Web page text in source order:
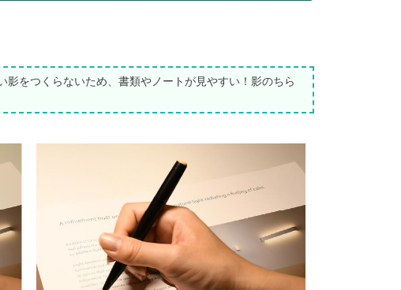
をつくらないため、書類やノートが見やすい！影のちら